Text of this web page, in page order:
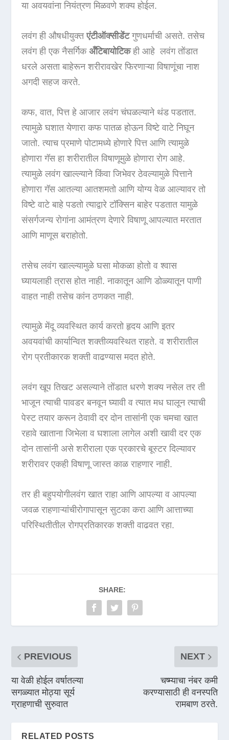
या अवयवांना नियंत्रण मिळवणे शक्य होईल.
लवंग ही औषधीयुक्तएंटीऑक्सीडेंटगुणधर्माची असते. तसेच
लवंग ही एक नैसर्गिकअँटिबायोटिकही आहे लवंग तोंडात
धरले असता बाहेरून शरीरावखेर फिरणाऱ्या विषाणूंचा नाश
अगदी सहज करते.
कफ, वात, पित्त हे आजार लवंग चंघळल्याने थंड पडतात.
त्यामुळे घशात येणारा कफ पातळ होऊन विष्टे वाटे निघून
जातो. त्याच प्रमाणे पोटामध्ये होणारे पित्त आणि त्यामुळे
होणारा गॅस हा शरीरातील विषाणूमुळे होणारा रोग आहे.
त्यामुळे लवंग खाल्ल्याने किंवा जिभेवर ठेवल्यामुळे पित्ताने
होणारा गॅस आतल्या आतशमतो आणि योग्य वेळ आल्यावर तो
विष्टे वाटे बाहे पडतो त्याद्वारे टॉक्सिन बाहेर पडतात यामुळे
संसर्गजन्य रोगांना आमंत्रण देणारे विषाणू आपल्यात मरतात
आणि माणूस बराहोतो.
तसेच लवंग खाल्ल्यामुळे घसा मोकळा होतो व श्‍वास
घ्यायलाही त्रास होत नाही. नाकातून आणि डोळ्यातून पाणी
वाहत नाही तसेच कांन ठणकत नाही.
त्यामुळे मेंदू व्यवस्थित कार्य करतो हृदय आणि इतर
अवयवांची कार्यान्वित शक्तीव्यवस्थित राहते. व शरीरातील
रोग प्रतीकारक शक्ती वाढण्यास मदत होते.
लवंग खूप तिखट असल्याने तोंडात धरणे शक्य नसेल तर ती
भाजून त्याची पावडर बनवून घ्यावी व त्यात मध घालून त्याची
पेस्ट तयार करून ठेवावी दर दोन तासांनी एक चमचा खात
रहावे खाताना जिभेला व घशाला लागेल अशी खावी दर एक
दोन तासांनी असे शरीराला एक प्रकारचे बूस्टर दिल्यावर
शरीरावर एकही विषाणू जास्त काळ राहणार नाही.
तर ही बहुपयोगीलवंग खात राहा आणि आपल्या व आपल्या
जवळ राहणाऱ्यांचीरोगापासून सुटका करा आणि आत्ताच्या
परिस्थितीतील रोगप्रतिकारक शक्ती वाढवत रहा.
SHARE:
PREVIOUS
या वेळी होईल वर्षातल्या
सगळ्यात मोठ्या सूर्य
ग्राहणाची सुरुवात
NEXT
चष्म्याचा नंबर कमी
करण्यासाठी ही वनस्पति
रामबाण ठरते.
RELATED POSTS